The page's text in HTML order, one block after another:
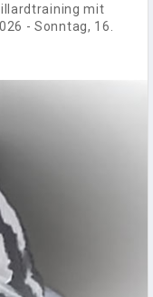
mit
- Sonntag, 16.